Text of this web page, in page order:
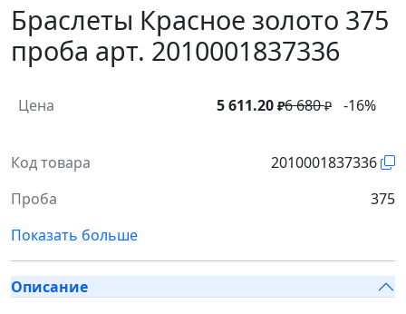
Браслеты Красное золото 375
проба арт. 2010001837336
Цена 5 611.20 ₽6 680₽ -16%
Код товара
2010001837336
Проба
375
Показать больше
Описание